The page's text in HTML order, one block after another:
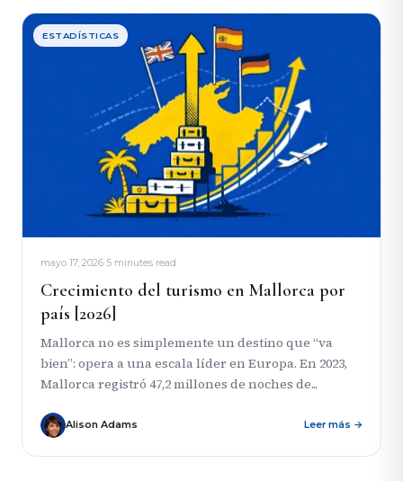
ESTADÍSTICAS
mayo 17, 2026·5 minutes read
Crecimiento del turismo en Mallorca por
país [2026]
Mallorca no es simplemente un destino que “va
bien”: opera a una escala líder en Europa. En 2023,
Mallorca registró 47,2 millones de noches de...
Alison Adams Leer más →